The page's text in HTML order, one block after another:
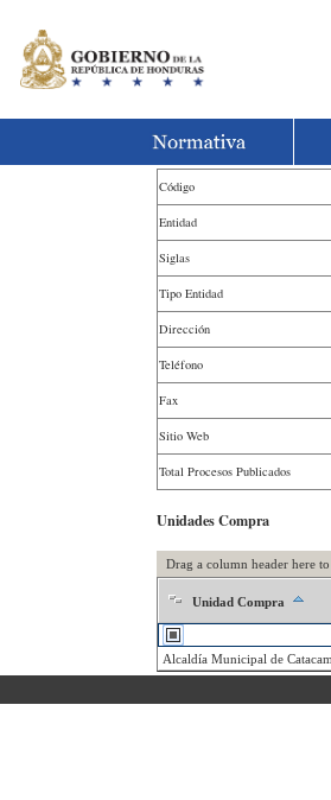
Código
Entidad
Siglas
Tipo Entidad
Dirección
Teléfono
Fax
Sitio Web
Total Procesos Publicados
Unidades Compra
Drag a column header here
Unidad Compra
Alcaldía Municipal de